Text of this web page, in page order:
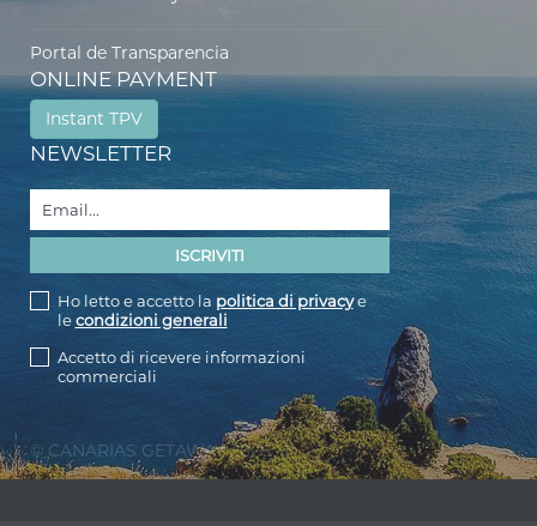
Portal de Transparencia
ONLINE PAYMENT
Instant TPV
NEWSLETTER
Ho letto e accetto la politica di privacye
lecondizioni generali
Accetto di ricevere informazioni
commerciali
© CANARIAS GETAWAY 2026